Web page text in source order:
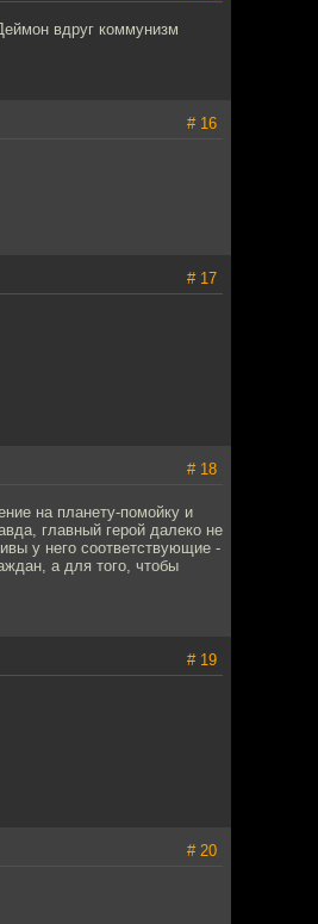
вдруг коммунизм
# 16
# 17
# 18
на планету-помойку и
главный герой далеко не
у него соответствующие -
а для того, чтобы
# 19
# 20